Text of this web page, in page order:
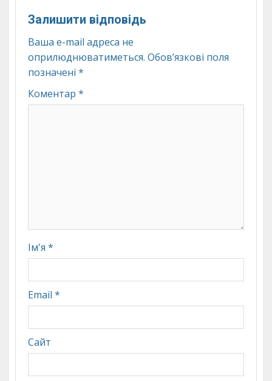
Залишити відповідь
Ваша e-mail адреса не
оприлюднюватиметься. Обов’язкові поля
позначені *
Коментар *
Ім'я *
Email *
Сайт